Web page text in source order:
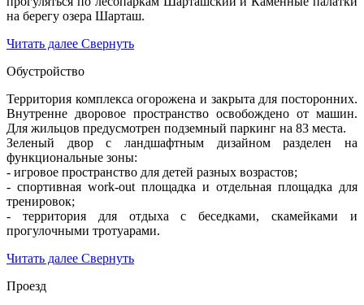
на берегу озера Шарташ.
Читать далее Свернуть
Обустройство
Территория комплекса огорожена и закрыта для посторонних.
Внутренне дворовое пространство освобождено от машин.
Для жильцов предусмотрен подземный паркинг на 83 места.
Зеленый двор с ландшафтным дизайном разделен на
функциональные зоны:
- игровое пространство для детей разных возрастов;
- спортивная work-out площадка и отдельная площадка для
тренировок;
- территория для отдыха с беседками, скамейками и
прогулочными тротуарами.
Читать далее Свернуть
Проезд